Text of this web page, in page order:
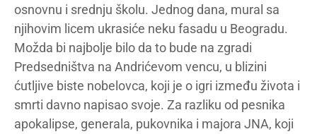
osnovnu i srednju školu. Jednog dana, mural sa
njihovim licem ukrasiće neku fasadu u Beogradu.
Možda bi najbolje bilo da to bude na zgradi
Predsedništva na Andrićevom vencu, u blizini
ćutljive biste nobelovca, koji je o igri između života i
smrti davno napisao svoje. Za razliku od pesnika
apokalipse, generala, pukovnika i majora JNA, koji